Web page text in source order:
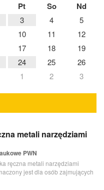
Pt So Nd
3 4
5
10 11
12
17 18
19
24 25
26
1 2 3
metali narzędziami
PWN
ręczna metali narzędziami
jest dla osób zajmujących